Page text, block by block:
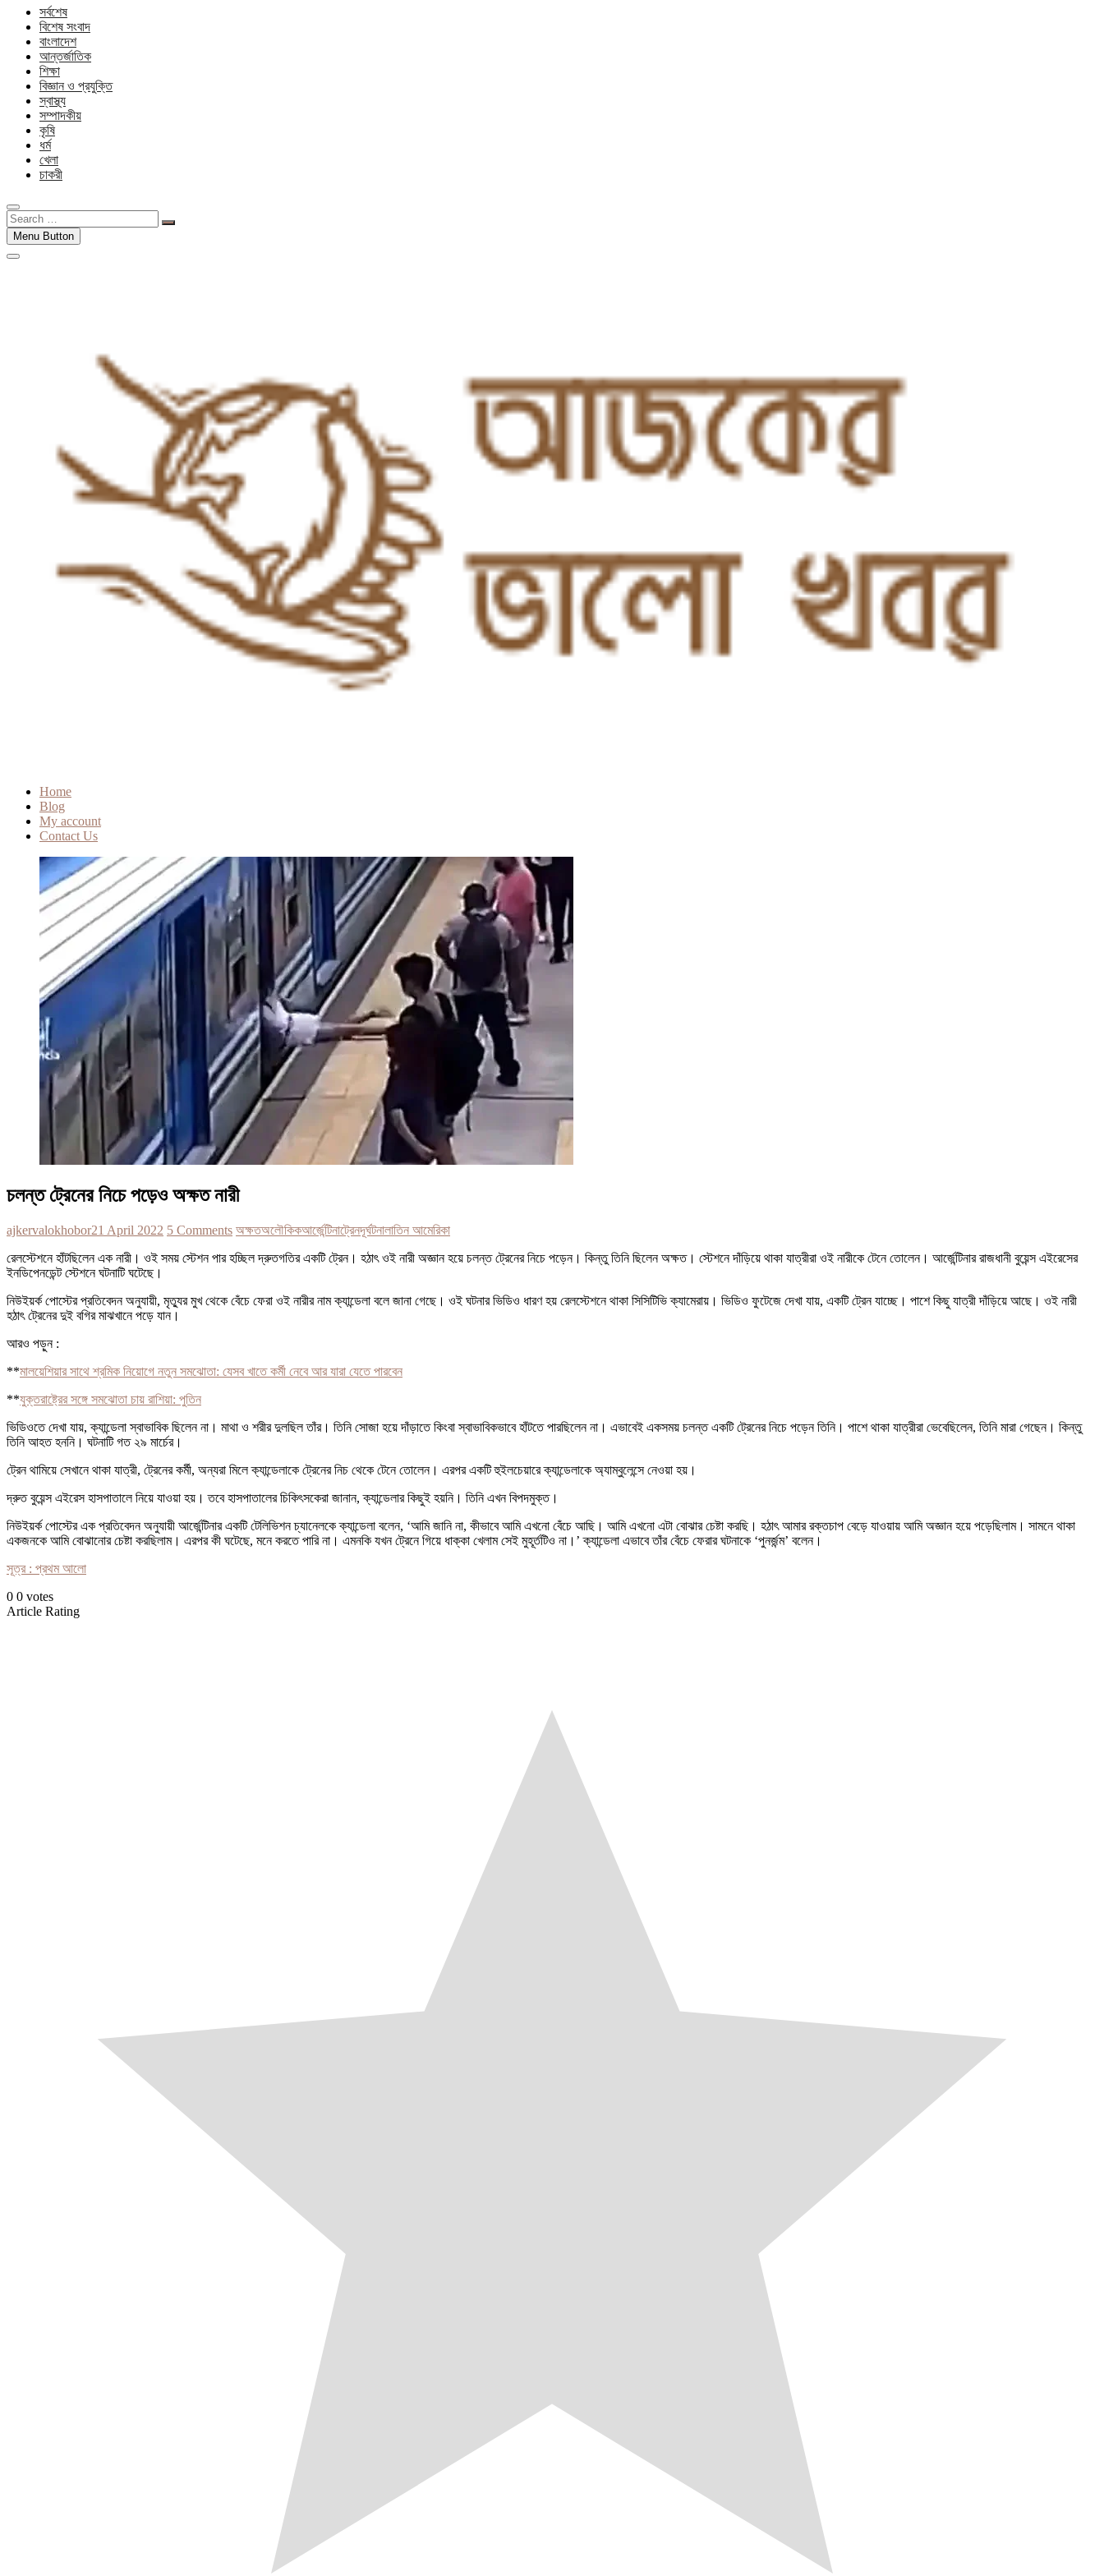
সর্বশেষ
বিশেষ সংবাদ
বাংলাদেশ
আন্তর্জাতিক
শিক্ষা
বিজ্ঞান ও প্রযুক্তি
স্বাস্থ্য
সম্পাদকীয়
কৃষি
ধর্ম
খেলা
চাকরী
Search
…Menu Button
Home
Blog
My account
Contact Us
চলন্ত ট্রেনের নিচে পড়েও অক্ষত নারী
ajkervalokhobor21 April 2022 5 Comments অক্ষতঅলৌকিকআর্জেন্টিনাট্রেনদূর্ঘটনালাতিন আমেরিকা
রেলস্টেশনে হাঁটছিলেন এক নারী। ওই সময় স্টেশন পার হচ্ছিল দ্রুতগতির একটি ট্রেন। হঠাৎ ওই নারী অজ্ঞান হয়ে চলন্ত ট্রেনের নিচে পড়েন। কিন্তু তিনি ছিলেন অক্ষত। স্টেশনে দাঁড়িয়ে থাকা যাত্রীরা ওই নারীকে টেনে তোলেন। আর্জেন্টিনার রাজধানী বুয়েন্স এইরেসের
ইনডিপেনডেন্ট স্টেশনে ঘটনাটি ঘটেছে।
নিউইয়র্ক পোস্টের প্রতিবেদন অনুযায়ী, মৃত্যুর মুখ থেকে বেঁচে ফেরা ওই নারীর নাম ক্যান্ডেলা বলে জানা গেছে। ওই ঘটনার ভিডিও ধারণ হয় রেলস্টেশনে থাকা সিসিটিভি ক্যামেরায়। ভিডিও ফুটেজে দেখা যায়, একটি ট্রেন যাচ্ছে। পাশে কিছু যাত্রী দাঁড়িয়ে আছে। ওই নারী
হঠাৎ ট্রেনের দুই বগির মাঝখানে পড়ে যান।
আরও পড়ুন :
**মালয়েশিয়ার সাথে শ্রমিক নিয়োগে নতুন সমঝোতা: যেসব খাতে কর্মী নেবে আর যারা যেতে পারবেন
**যুক্তরাষ্ট্রের সঙ্গে সমঝোতা চায় রাশিয়া: পুতিন
ভিডিওতে দেখা যায়, ক্যান্ডেলা স্বাভাবিক ছিলেন না। মাথা ও শরীর দুলছিল তাঁর। তিনি সোজা হয়ে দাঁড়াতে কিংবা স্বাভাবিকভাবে হাঁটতে পারছিলেন না। এভাবেই একসময় চলন্ত একটি ট্রেনের নিচে পড়েন তিনি। পাশে থাকা যাত্রীরা ভেবেছিলেন, তিনি মারা গেছেন। কিন্তু
তিনি আহত হননি। ঘটনাটি গত ২৯ মার্চের।
ট্রেন থামিয়ে সেখানে থাকা যাত্রী, ট্রেনের কর্মী, অন্যরা মিলে ক্যান্ডেলাকে ট্রেনের নিচ থেকে টেনে তোলেন। এরপর একটি হুইলচেয়ারে ক্যান্ডেলাকে অ্যাম্বুলেন্সে নেওয়া হয়।
দ্রুত বুয়েন্স এইরেস হাসপাতালে নিয়ে যাওয়া হয়। তবে হাসপাতালের চিকিৎসকেরা জানান, ক্যান্ডেলার কিছুই হয়নি। তিনি এখন বিপদমুক্ত।
নিউইয়র্ক পোস্টের এক প্রতিবেদন অনুযায়ী আর্জেন্টিনার একটি টেলিভিশন চ্যানেলকে ক্যান্ডেলা বলেন, ‘আমি জানি না, কীভাবে আমি এখনো বেঁচে আছি। আমি এখনো এটা বোঝার চেষ্টা করছি। হঠাৎ আমার রক্তচাপ বেড়ে যাওয়ায় আমি অজ্ঞান হয়ে পড়েছিলাম। সামনে থাকা
একজনকে আমি বোঝানোর চেষ্টা করছিলাম। এরপর কী ঘটেছে, মনে করতে পারি না। এমনকি যখন ট্রেনে গিয়ে ধাক্কা খেলাম সেই মুহূর্তটিও না।’ ক্যান্ডেলা এভাবে তাঁর বেঁচে ফেরার ঘটনাকে ‘পুনর্জন্ম’ বলেন।
সূত্র : প্রথম আলো
0 0 votes
Article Rating